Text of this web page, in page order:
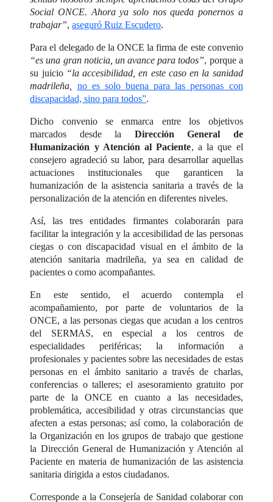
Social ONCE. Ahora ya solo nos queda ponernos a
trabajar”,aseguró Ruiz Escudero.
Para el delegado de la ONCE la firma de este convenio
“es una gran noticia, un avance para todos”, porque a
su juicio “la accesibilidad, en este caso en la sanidad
madrileña, no es solo buena para las personas con
discapacidad, sino para todos”.
Dicho convenio se enmarca entre los objetivos
marcados desde la Dirección General de
Humanización y Atención al Paciente, a la que el
consejero agradeció su labor, para desarrollar aquellas
actuaciones institucionales que garanticen la
humanización de la asistencia sanitaria a través de la
personalización de la atención en diferentes niveles.
Así, las tres entidades firmantes colaborarán para
facilitar la integración y la accesibilidad de las personas
ciegas o con discapacidad visual en el ámbito de la
atención sanitaria madrileña, ya sea en calidad de
pacientes o como acompañantes.
En este sentido, el acuerdo contempla el
acompañamiento, por parte de voluntarios de la
ONCE, a las personas ciegas que acudan a los centros
del SERMAS, en especial a los centros de
especialidades periféricas; la información a
profesionales y pacientes sobre las necesidades de estas
personas en el ámbito sanitario a través de charlas,
conferencias o talleres; el asesoramiento gratuito por
parte de la ONCE en cuanto a las necesidades,
problemática, accesibilidad y otras circunstancias que
afecten a estas personas; así como, la colaboración de
la Organización en los grupos de trabajo que gestione
la Dirección General de Humanización y Atención al
Paciente en materia de humanización de las asistencia
sanitaria dirigida a estos ciudadanos.
Corresponde a la Consejería de Sanidad colaborar con